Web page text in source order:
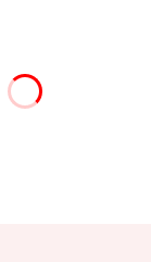
Opcjonalne